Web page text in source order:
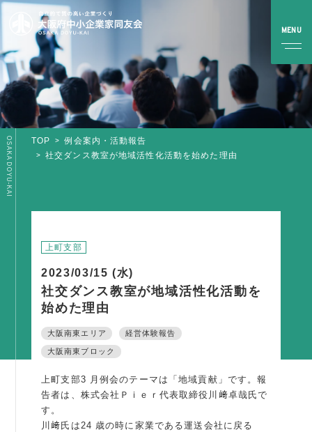
同友会について
調査・資料・提言
全国行事
部会活動
同好会活動
TOP
例会案内・活動報告
社交ダンス教室が地域活性化活動を始めた理由
OSAKA DOYU-KAI
上町支部
2023/03/15 (水)
社交ダンス教室が地域活性化活動を
始めた理由
大阪南東エリア 経営体験報告
大阪南東ブロック
上町支部3 月例会のテーマは「地域貢献」です。報
告者は、株式会社Ｐｉｅｒ代表取締役川﨑卓哉氏で
す。
川﨑氏は24 歳の時に家業である運送会社に戻る